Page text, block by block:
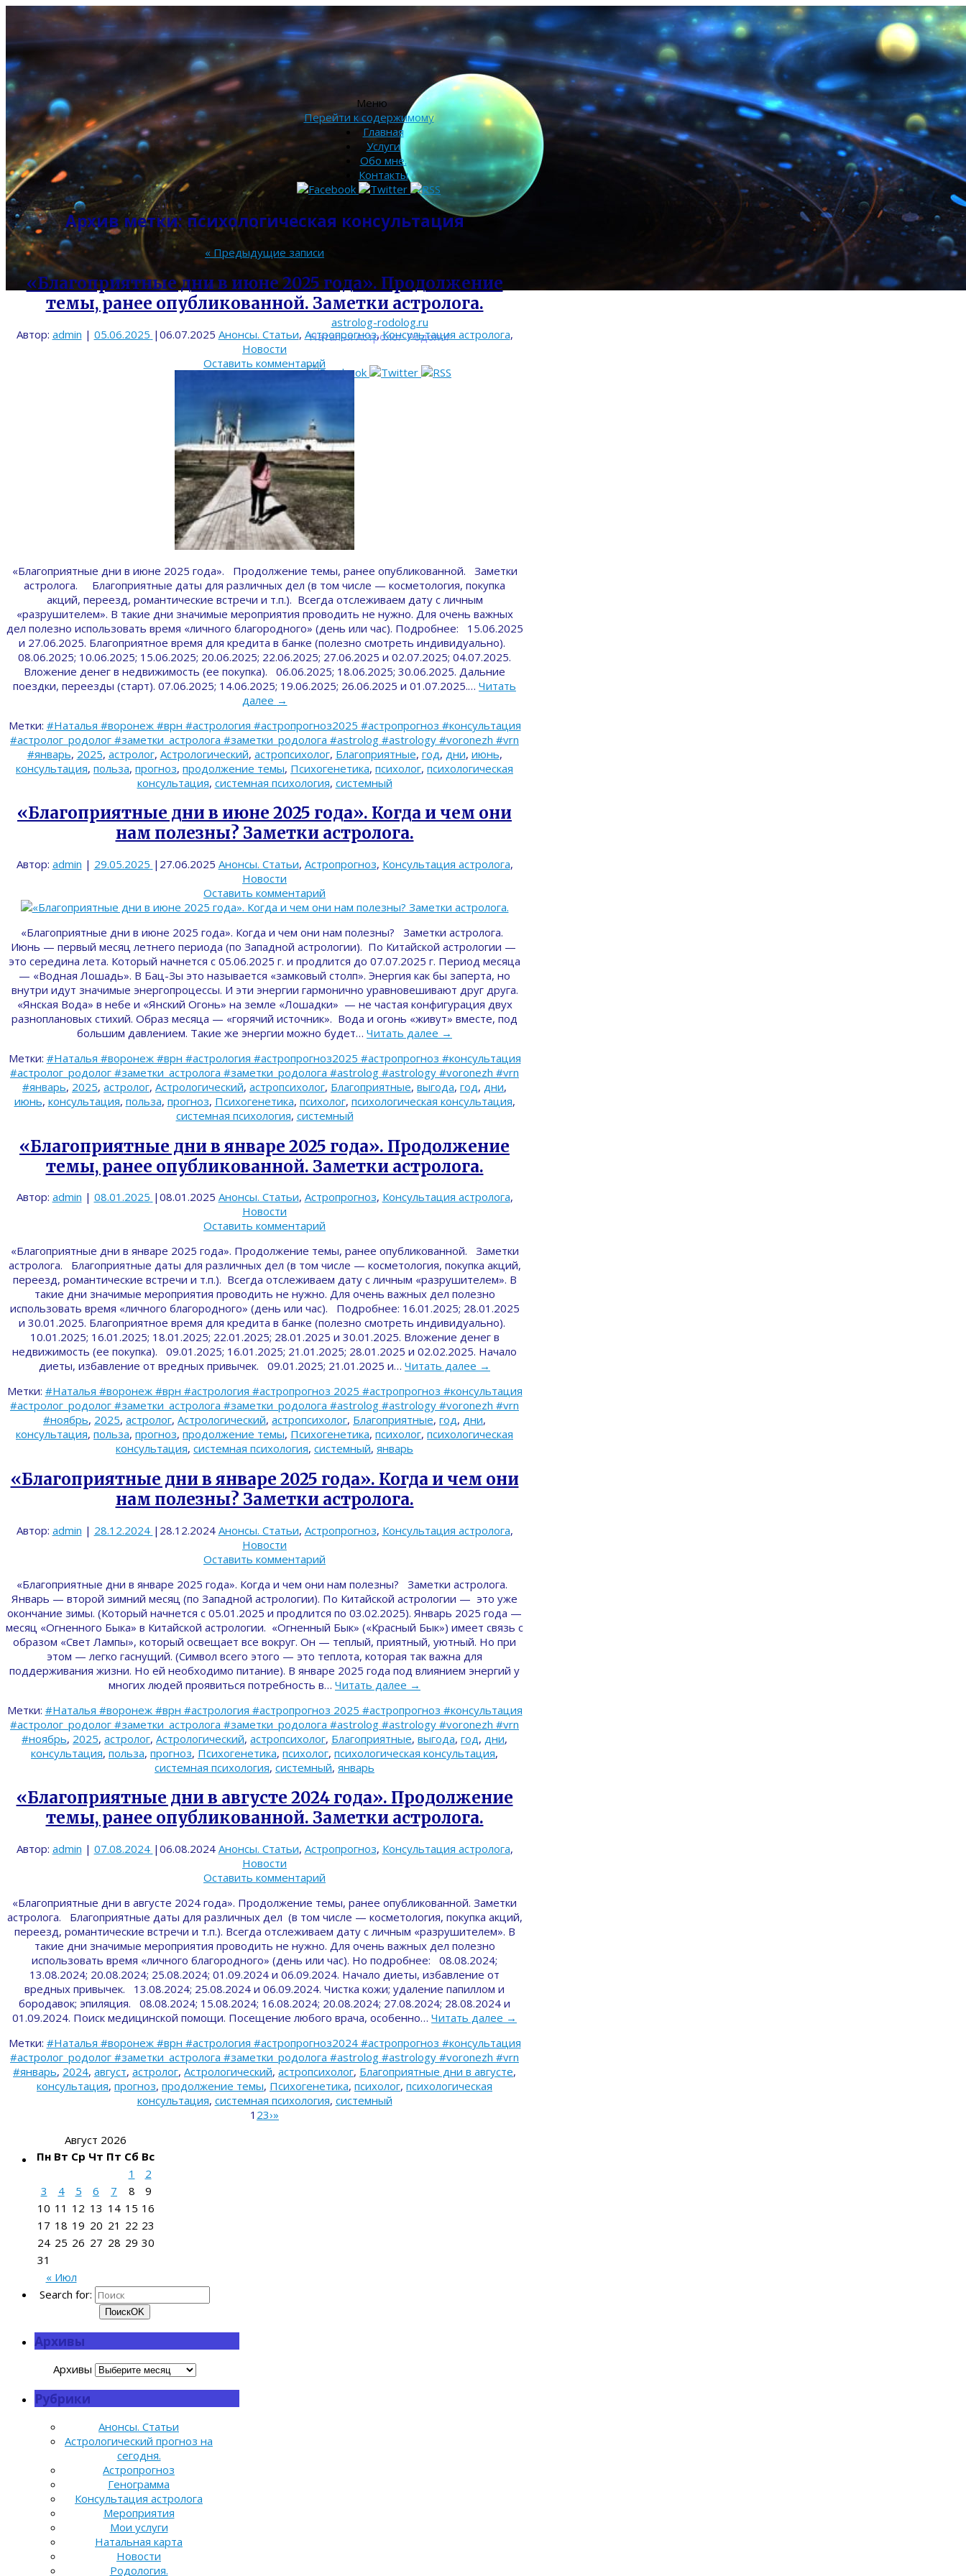
astrolog-rodolog.ru
Наталья Астролог-Родолог
Меню
Перейти к содержимому
Главная
Услуги
Обо мне.
Контакты
Архив метки: психологическая консультация
« Предыдущие записи
«Благоприятные дни в июне 2025 года». Продолжение
темы, ранее опубликованной. Заметки астролога.
Автор: admin | 05.06.2025 | 06.07.2025 Анонсы. Статьи, Астропрогноз,Консультация астролога,
Новости
Оставить комментарий
«Благоприятные дни в июне 2025 года». Продолжение темы, ранее опубликованной. Заметки
астролога. Благоприятные даты для различных дел (в том числе — косметология, покупка
акций, переезд, романтические встречи и т.п.). Всегда отслеживаем дату с личным
«разрушителем». В такие дни значимые мероприятия проводить не нужно. Для очень важных
дел полезно использовать время «личного благородного» (день или час). Подробнее: 15.06.2025
и 27.06.2025. Благоприятное время для кредита в банке (полезно смотреть индивидуально).
08.06.2025; 10.06.2025; 15.06.2025; 20.06.2025; 22.06.2025; 27.06.2025 и 02.07.2025; 04.07.2025.
Вложение денег в недвижимость (ее покупка). 06.06.2025; 18.06.2025; 30.06.2025. Дальние
поездки, переезды (старт). 07.06.2025; 14.06.2025; 19.06.2025; 26.06.2025 и 01.07.2025.… Читать
далее →
Метки: #Наталья #воронеж #врн #астрология #астропрогноз2025 #астропрогноз #консультация
#астролог_родолог #заметки_астролога #заметки_родолога #astrolog #astrology #voronezh #vrn
#январь, 2025, астролог, Астрологический, астропсихолог, Благоприятные, год, дни, июнь,
консультация, польза, прогноз, продолжение темы, Психогенетика, психолог, психологическая
консультация, системная психология, системный
«Благоприятные дни в июне 2025 года». Когда и чем они
нам полезны? Заметки астролога.
Автор: admin | 29.05.2025 | 27.06.2025 Анонсы. Статьи, Астропрогноз, Консультация астролога,
Новости
Оставить комментарий
«Благоприятные дни в июне 2025 года». Когда и чем они нам полезны? Заметки астролога.
Июнь — первый месяц летнего периода (по Западной астрологии). По Китайской астрологии —
это середина лета. Который начнется с 05.06.2025 г. и продлится до 07.07.2025 г. Период месяца
— «Водная Лошадь». В Бац-Зы это называется «замковый столп». Энергия как бы заперта, но
внутри идут значимые энергопроцессы. И эти энергии гармонично уравновешивают друг друга.
«Янская Вода» в небе и «Янский Огонь» на земле «Лошадки» — не частая конфигурация двух
разноплановых стихий. Образ месяца — «горячий источник». Вода и огонь «живут» вместе, под
большим давлением. Такие же энергии можно будет… Читать далее →
Метки: #Наталья #воронеж #врн #астрология #астропрогноз2025 #астропрогноз #консультация
#астролог_родолог #заметки_астролога #заметки_родолога #astrolog #astrology #voronezh #vrn
#январь, 2025, астролог, Астрологический, астропсихолог, Благоприятные, выгода, год, дни,
июнь, консультация, польза, прогноз, Психогенетика, психолог, психологическая консультация,
системная психология, системный
«Благоприятные дни в январе 2025 года». Продолжение
темы, ранее опубликованной. Заметки астролога.
Автор: admin | 08.01.2025 | 08.01.2025 Анонсы. Статьи, Астропрогноз, Консультация астролога,
Новости
Оставить комментарий
«Благоприятные дни в январе 2025 года». Продолжение темы, ранее опубликованной. Заметки
астролога. Благоприятные даты для различных дел (в том числе — косметология, покупка акций,
переезд, романтические встречи и т.п.). Всегда отслеживаем дату с личным «разрушителем». В
такие дни значимые мероприятия проводить не нужно. Для очень важных дел полезно
использовать время «личного благородного» (день или час). Подробнее: 16.01.2025; 28.01.2025
и 30.01.2025. Благоприятное время для кредита в банке (полезно смотреть индивидуально).
10.01.2025; 16.01.2025; 18.01.2025; 22.01.2025; 28.01.2025 и 30.01.2025. Вложение денег в
недвижимость (ее покупка). 09.01.2025; 16.01.2025; 21.01.2025; 28.01.2025 и 02.02.2025. Начало
диеты, избавление от вредных привычек. 09.01.2025; 21.01.2025 и… Читать далее →
Метки: #Наталья #воронеж #врн #астрология #астропрогноз 2025 #астропрогноз #консультация
#астролог_родолог #заметки_астролога #заметки_родолога #astrolog #astrology #voronezh #vrn
#ноябрь, 2025, астролог, Астрологический, астропсихолог, Благоприятные, год, дни,
консультация, польза, прогноз, продолжение темы, Психогенетика, психолог, психологическая
консультация, системная психология, системный, январь
«Благоприятные дни в январе 2025 года». Когда и чем они
нам полезны? Заметки астролога.
Автор: admin | 28.12.2024 | 28.12.2024 Анонсы. Статьи, Астропрогноз, Консультация астролога,
Новости
Оставить комментарий
«Благоприятные дни в январе 2025 года». Когда и чем они нам полезны? Заметки астролога.
Январь — второй зимний месяц (по Западной астрологии). По Китайской астрологии — это уже
окончание зимы. (Который начнется с 05.01.2025 и продлится по 03.02.2025). Январь 2025 года —
месяц «Огненного Быка» в Китайской астрологии. «Огненный Бык» («Красный Бык») имеет связь с
образом «Свет Лампы», который освещает все вокруг. Он — теплый, приятный, уютный. Но при
этом — легко гаснущий. (Символ всего этого — это теплота, которая так важна для
поддерживания жизни. Но ей необходимо питание). В январе 2025 года под влиянием энергий у
многих людей проявиться потребность в… Читать далее →
Метки: #Наталья #воронеж #врн #астрология #астропрогноз 2025 #астропрогноз #консультация
#астролог_родолог #заметки_астролога #заметки_родолога #astrolog #astrology #voronezh #vrn
#ноябрь, 2025, астролог, Астрологический, астропсихолог, Благоприятные, выгода, год, дни,
консультация, польза, прогноз, Психогенетика, психолог, психологическая консультация,
системная психология, системный, январь
«Благоприятные дни в августе 2024 года». Продолжение
темы, ранее опубликованной. Заметки астролога.
Автор: admin | 07.08.2024 | 06.08.2024 Анонсы. Статьи, Астропрогноз, Консультация астролога,
Новости
Оставить комментарий
«Благоприятные дни в августе 2024 года». Продолжение темы, ранее опубликованной. Заметки
астролога. Благоприятные даты для различных дел (в том числе — косметология, покупка акций,
переезд, романтические встречи и т.п.). Всегда отслеживаем дату с личным «разрушителем». В
такие дни значимые мероприятия проводить не нужно. Для очень важных дел полезно
использовать время «личного благородного» (день или час). Но подробнее: 08.08.2024;
13.08.2024; 20.08.2024; 25.08.2024; 01.09.2024 и 06.09.2024. Начало диеты, избавление от
вредных привычек. 13.08.2024; 25.08.2024 и 06.09.2024. Чистка кожи; удаление папиллом и
бородавок; эпиляция. 08.08.2024; 15.08.2024; 16.08.2024; 20.08.2024; 27.08.2024; 28.08.2024 и
01.09.2024. Поиск медицинской помощи. Посещение любого врача, особенно… Читать далее →
Метки: #Наталья #воронеж #врн #астрология #астропрогноз2024 #астропрогноз #консультация
#астролог_родолог #заметки_астролога #заметки_родолога #astrolog #astrology #voronezh #vrn
#январь, 2024, август, астролог, Астрологический, астропсихолог, Благоприятные дни в августе,
консультация, прогноз, продолжение темы, Психогенетика, психолог, психологическая
консультация, системная психология, системный
1 23›»
Август 2026
Пн Вт Ср Чт Пт Сб Вс
« Июл
1
2
3
4 5 6 7 8
9
10 11 12 13 14 15 16
17 18 19 20 21 22 23
24 25 26 27 28 29 30
31
Search for:
ПоискOK
Архивы
Архивы
Рубрики
Анонсы. Статьи
Астрологический прогноз на
сегодня.
Астропрогноз
Генограмма
Консультация астролога
Мероприятия
Мои услуги
Натальная карта
Новости
Родология.